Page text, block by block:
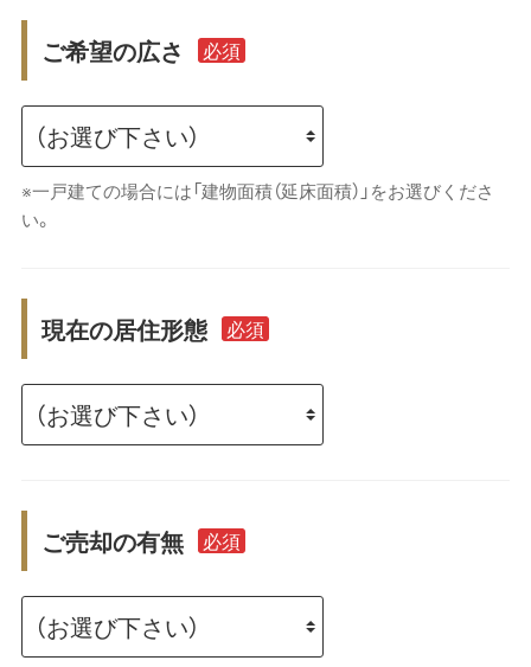
ご希望の広さ 必須
※一戸建ての場合には「建物面積（延床面積）」をお選びくださ
い。
現在の居住形態 必須
ご売却の有無 必須